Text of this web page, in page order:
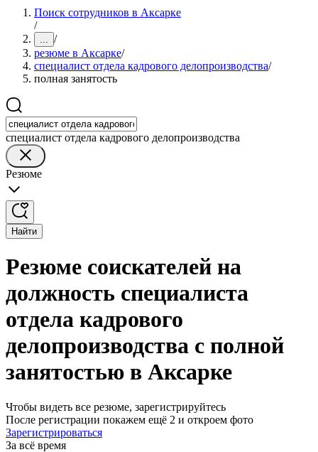
Поиск сотрудников в Аксарке
/
... /
резюме в Аксарке/
специалист отдела кадрового делопроизводства/
полная занятость
специалист отдела кадрового делопроизводства
Резюме
Найти
Резюме соискателей на
должность специалиста
отдела кадрового
делопроизводства с полной
занятостью в Аксарке
Чтобы видеть все резюме, зарегистрируйтесь
После регистрации покажем ещё 2 и откроем фото
Зарегистрироваться
За всё время